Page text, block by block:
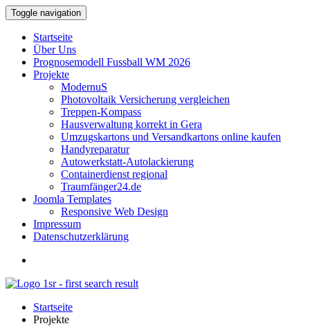
Toggle navigation
Startseite
Über Uns
Prognosemodell Fussball WM 2026
Projekte
ModernuS
Photovoltaik Versicherung vergleichen
Treppen-Kompass
Hausverwaltung korrekt in Gera
Umzugskartons und Versandkartons online kaufen
Handyreparatur
Autowerkstatt-Autolackierung
Containerdienst regional
Traumfänger24.de
Joomla Templates
Responsive Web Design
Impressum
Datenschutzerklärung
Startseite
Projekte